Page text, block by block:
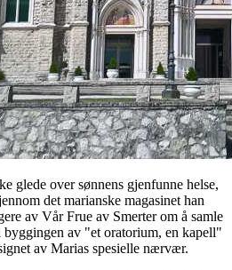
glede over sønnens gjenfunne helse,
det marianske magasinet han
av Vår Frue av Smerter om å samle
av "et oratorium, en kapell"
av Marias spesielle nærvær.